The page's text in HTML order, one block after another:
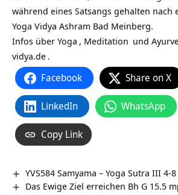
während eines Satsangs gehalten
Yoga Vidya Ashram Bad Meinberg.
Infos über Yoga , Meditation und
vidya.de .
Facebook Share on X
LinkedIn WhatsApp
Copy Link
YVS584 Samyama – Yoga Sutra III 4-8
Das Ewige Ziel erreichen Bh G 15.5